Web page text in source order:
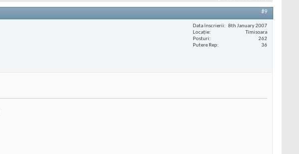
#9
Data înscrierii
8th January 2007
Locaţie
Timisoara
Posturi
262
Putere Rep
36